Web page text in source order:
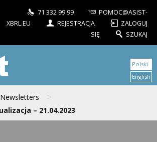
71 332 99 99
POMOC@ASIST-
XBRL.EU
REJESTRACJA
ZALOGUJ
SIĘ
SZUKAJ
Newsletters >
– 21.04.2023
Polski
English